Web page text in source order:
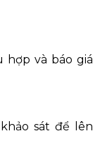
hợp và báo giá
sát để lên